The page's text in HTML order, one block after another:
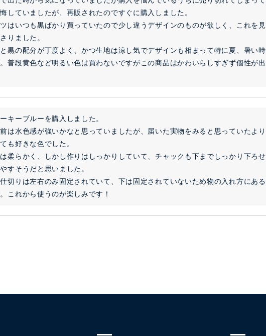
していましたが、再販されたのですぐに購入しました。
はいつも黒ばかり買っていたので少し違うデザインのものが欲しく、これを
りました。
黒の配分が丁度よく、かつ生地は涼し気でデザインも相まって特に夏、暑い
。普段黄色など明るい色は買わないですがこの商品はかわいらしすぎず個性が
キーブルーを購入しました。
は水色感が強いかなと思っていましたが、届いた実物をみると思っていたよ
も好きな色でした。
柔らかく、しかし作りはしっかりしていて、チャックも下までしっかり下ろ
すそうだと思いました。
切りは左右のみ固定されていて、下は固定されていないため物の入れ方にあ
これから使うのが楽しみです！